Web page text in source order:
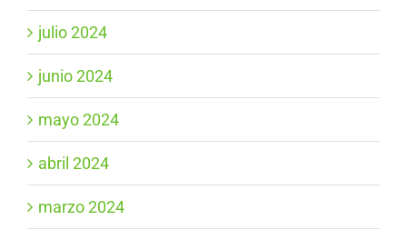
julio 2024
junio 2024
mayo 2024
abril 2024
marzo 2024